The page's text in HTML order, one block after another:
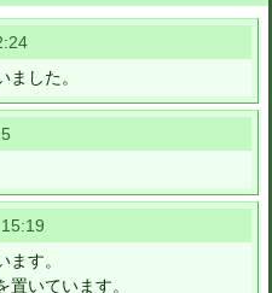
した。
す。
いています。